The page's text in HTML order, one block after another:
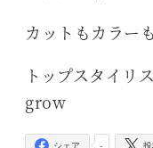
カットもカラー
トップスタイリ
grow
-
シェア